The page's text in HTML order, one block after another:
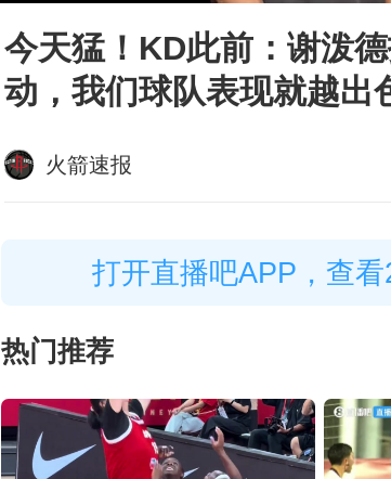
今天猛！KD此前：谢泼
动，我们球队表现就越出
火箭速报
打开直播吧APP，查
热门推荐